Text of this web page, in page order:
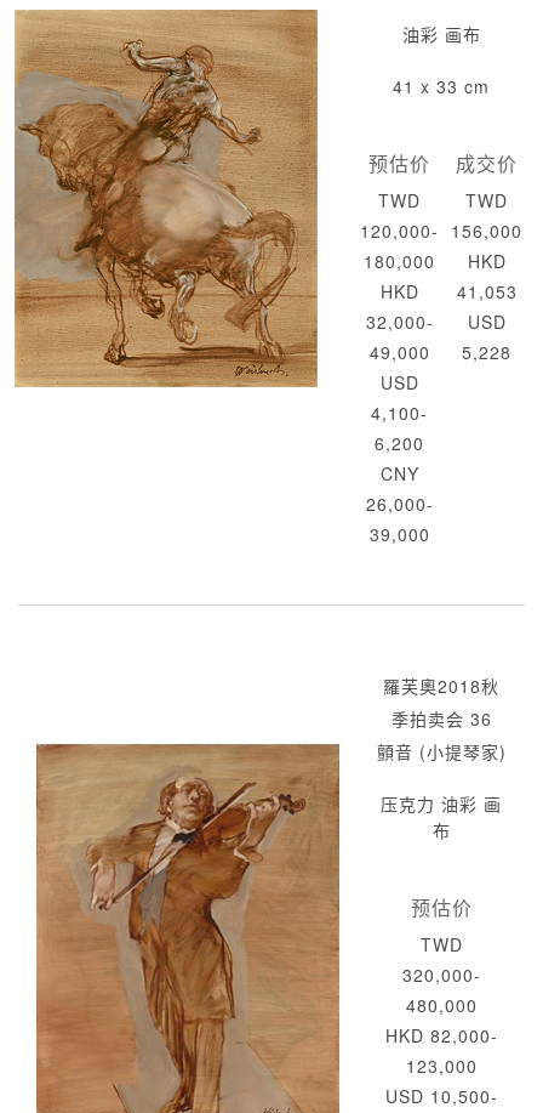
油彩 画布
41 x 33 cm
预估价
TWD
120,000-
180,000
HKD
32,000-
49,000
USD
4,100-
6,200
CNY
26,000-
39,000
成交价
TWD
156,000
HKD
41,053
USD
5,228
羅芙奧2018秋
季拍卖会 36
顫音 (小提琴家)
压克力 油彩 画
布
预估价
TWD
320,000-
480,000
HKD 82,000-
123,000
USD 10,500-